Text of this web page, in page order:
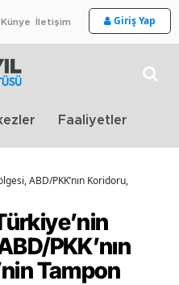
Künye İletişim Giriş Yap
Faaliyetler
ABD/PKK’nın Koridoru,
PKK’nın
Tampon